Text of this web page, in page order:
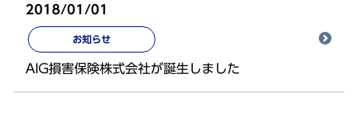
2018/01/01
お知らせ
AIG損害保険株式会社が誕生しました